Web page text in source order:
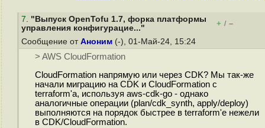
7. "Выпуск OpenTofu 1.7, форка платформы
управления конфигурацие..."
+ / –
Сообщение от Аноним (-), 01-Май-24, 15:24
> AWS CloudFormation
CloudFormation напрямую или через CDK? Мы так-же
начали миграцию на CDK и CloudFormation с
terraform'a, используя aws-cdk-go - однако
аналогичные операции (plan/cdk_synth, apply/deploy)
выполняются на порядок быстрее в terraform'e нежели
в CDK/CloudFormation.